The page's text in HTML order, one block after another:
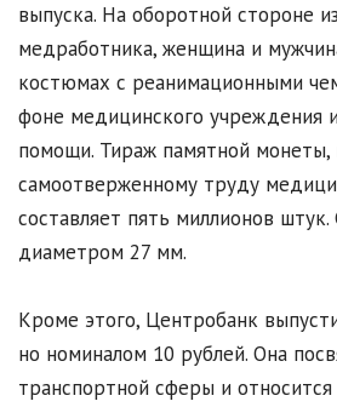
выпуска. На оборотной стороне
медработника, женщина и
костюмах с реанимационными
фоне медицинского учреждения
помощи. Тираж памятной монеты,
самоотверженному труду
составляет пять миллионов
диаметром 27 мм.
Кроме этого, Центробанк
но номиналом 10 рублей. Она
транспортной сферы и